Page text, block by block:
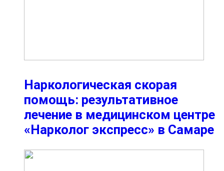
Наркологическая скорая
помощь: результативное
лечение в медицинском центре
«Нарколог экспресс» в Самаре